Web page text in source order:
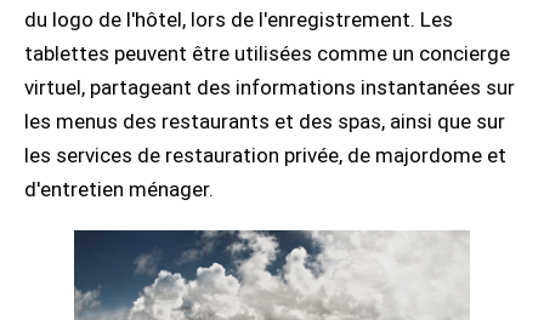
du logo de l'hôtel, lors de l'enregistrement. Les
tablettes peuvent être utilisées comme un concierge
virtuel, partageant des informations instantanées sur
les menus des restaurants et des spas, ainsi que sur
les services de restauration privée, de majordome et
d'entretien ménager.